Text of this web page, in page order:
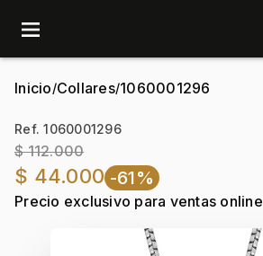
menu
Inicio/Collares/1060001296
Ref. 1060001296
$ 112.000
$ 44.000 -61%
Precio exclusivo para ventas online